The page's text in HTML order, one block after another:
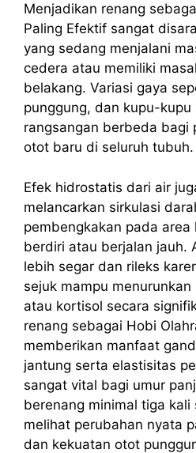
Menjadikan renang
Paling Efektif sangat
yang sedang menjalani
cedera atau memiliki
belakang. Variasi gaya
punggung, dan kupu-kupu
rangsangan berbeda bagi
otot baru di seluruh tubuh.
Efek hidrostatis dari air
melancarkan sirkulasi
pembengkakan pada area
berdiri atau berjalan jauh.
lebih segar dan rileks
sejuk mampu menurunkan
atau kortisol secara
renang sebagai Hobi
memberikan manfaat
jantung serta elastisitas
sangat vital bagi umur
berenang minimal tiga kali
melihat perubahan nyata
dan kekuatan otot